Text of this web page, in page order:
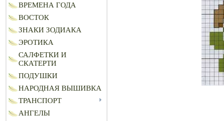
ВРЕМЕНА ГОДА
ВОСТОК
ЗНАКИ ЗОДИАКА
ЭРОТИКА
САЛФЕТКИ И
СКАТЕРТИ
ПОДУШКИ
НАРОДНАЯ ВЫШИВКА
ТРАНСПОРТ
АНГЕЛЫ